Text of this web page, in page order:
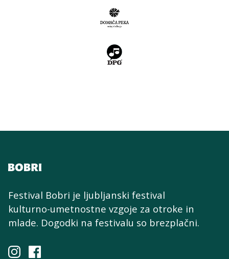
Festival Bobri je ljubljanski festival
kulturno-umetnostne vzgoje za otroke in
mlade. Dogodki na festivalu so brezplačni.